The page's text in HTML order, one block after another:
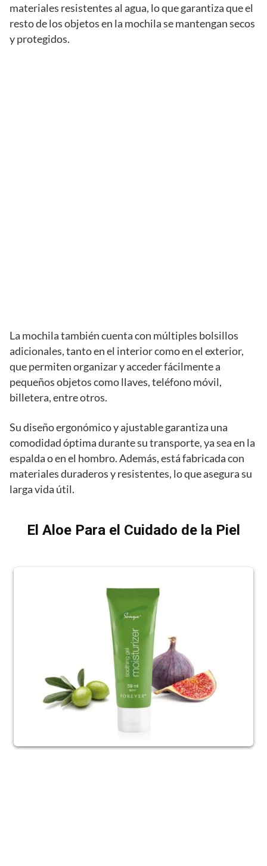
materiales resistentes al agua, lo que garantiza que el
resto de los objetos en la mochila se mantengan secos
y protegidos.
La mochila también cuenta con múltiples bolsillos
adicionales, tanto en el interior como en el exterior,
que permiten organizar y acceder fácilmente a
pequeños objetos como llaves, teléfono móvil,
billetera, entre otros.
Su diseño ergonómico y ajustable garantiza una
comodidad óptima durante su transporte, ya sea en la
espalda o en el hombro. Además, está fabricada con
materiales duraderos y resistentes, lo que asegura su
larga vida útil.
El Aloe Para el Cuidado de la Piel